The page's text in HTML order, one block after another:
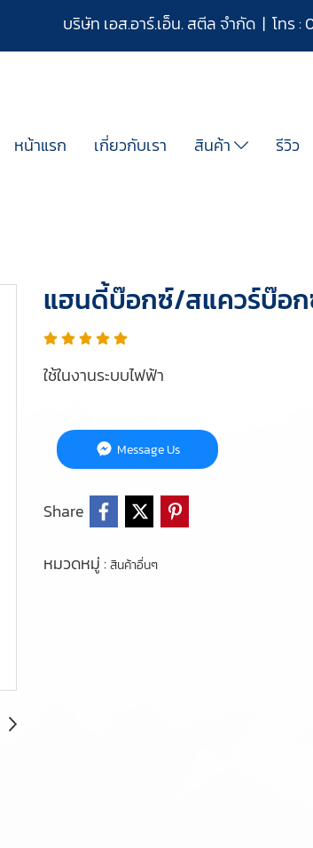
บริษัท เอส.อาร์.เอ็น. สตีล จำกัด | โทร :
หน้าแรก เกี่ยวกับเรา สินค้า รีวิว
แฮนดี้บ๊อกซ์/สแควร์บ๊อ
ใช้ในงานระบบไฟฟ้า
Message Us
Share
หมวดหมู่ :สินค้าอื่นๆ